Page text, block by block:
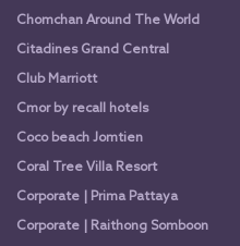
Chomchan Around The World
Citadines Grand Central
Club Marriott
Cmor by recall hotels
Coco beach Jomtien
Coral Tree Villa Resort
Corporate | Prima Pattaya
Corporate | Raithong Somboon